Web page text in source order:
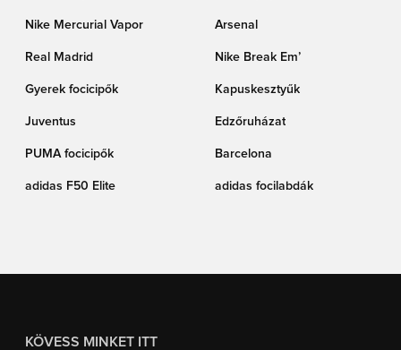
Nike Mercurial Vapor Arsenal
Real Madrid Nike Break Em’
Gyerek focicipők Kapuskesztyűk
Juventus Edzőruházat
PUMA focicipők Barcelona
adidas F50 Elite adidas focilabdák
KÖVESS MINKET ITT